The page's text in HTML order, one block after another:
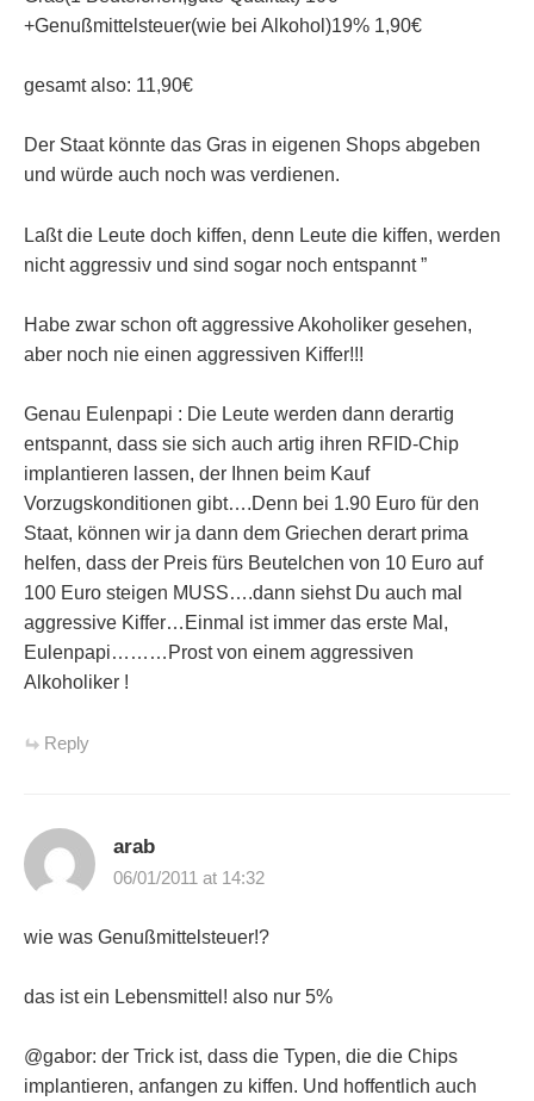
+Genußmittelsteuer(wie bei Alkohol)19% 1,90€
gesamt also: 11,90€
Der Staat könnte das Gras in eigenen Shops abgeben
und würde auch noch was verdienen.
Laßt die Leute doch kiffen, denn Leute die kiffen, werden
nicht aggressiv und sind sogar noch entspannt ”
Habe zwar schon oft aggressive Akoholiker gesehen,
aber noch nie einen aggressiven Kiffer!!!
Genau Eulenpapi : Die Leute werden dann derartig
entspannt, dass sie sich auch artig ihren RFID-Chip
implantieren lassen, der Ihnen beim Kauf
Vorzugskonditionen gibt….Denn bei 1.90 Euro für den
Staat, können wir ja dann dem Griechen derart prima
helfen, dass der Preis fürs Beutelchen von 10 Euro auf
100 Euro steigen MUSS….dann siehst Du auch mal
aggressive Kiffer…Einmal ist immer das erste Mal,
Eulenpapi………Prost von einem aggressiven
Alkoholiker !
Reply
arab
06/01/2011 at 14:32
wie was Genußmittelsteuer!?
das ist ein Lebensmittel! also nur 5%
@gabor: der Trick ist, dass die Typen, die die Chips
implantieren, anfangen zu kiffen. Und hoffentlich auch